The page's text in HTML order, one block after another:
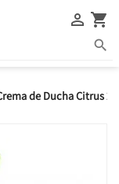

 
de Ducha Citrus